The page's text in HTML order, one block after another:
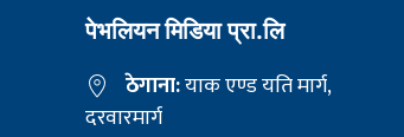
पेभलियन मिडिया प्रा.लि
ठेगाना:याक एण्ड यति मार्ग,
दरवारमार्ग